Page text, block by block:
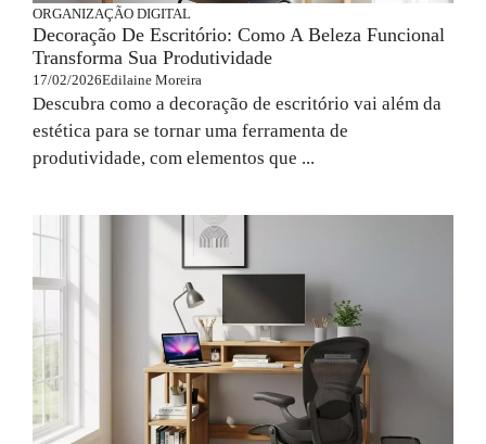
ORGANIZAÇÃO DIGITAL
Decoração De Escritório: Como A Beleza Funcional
Transforma Sua Produtividade
17/02/2026Edilaine Moreira
Descubra como a decoração de escritório vai além da
estética para se tornar uma ferramenta de
produtividade, com elementos que ...